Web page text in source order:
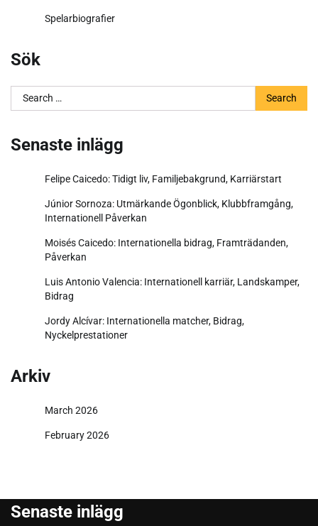
Spelarbiografier
Sök
Search
for:
Senaste inlägg
Felipe Caicedo: Tidigt liv, Familjebakgrund, Karriärstart
Júnior Sornoza: Utmärkande Ögonblick, Klubbframgång,
Internationell Påverkan
Moisés Caicedo: Internationella bidrag, Framträdanden,
Påverkan
Luis Antonio Valencia: Internationell karriär, Landskamper,
Bidrag
Jordy Alcívar: Internationella matcher, Bidrag,
Nyckelprestationer
Arkiv
March 2026
February 2026
Senaste inlägg